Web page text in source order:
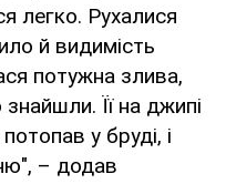
легко. Рухалися
й видимість
потужна злива,
Її на джипі
у бруді, і
– додав